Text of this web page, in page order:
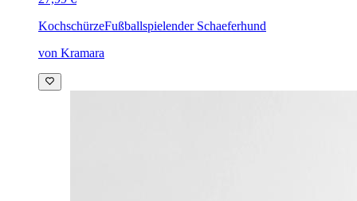
KochschürzeFußballspielender Schaeferhund
von Kramara